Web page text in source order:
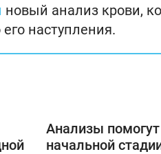
новый анализ крови,
наступления.
Анализы
начальной